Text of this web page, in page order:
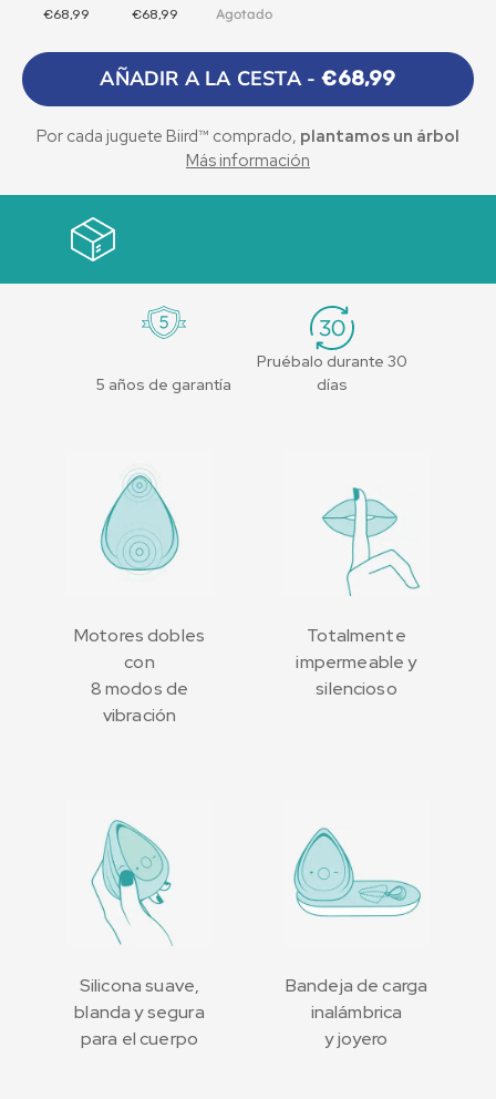
€68,99 €68,99 Agotado
AÑADIR A LA CESTA -€68,99
Por cada juguete Biird™ comprado, plantamos un árbol
Más información
reforestación mundial, plantamos un árbol cada vez que se
hace una compra en nuestra página web.
5 años de garantía
Pruébalo durante 30
días
Motores dobles
con
8 modos de
vibración
Totalmente
impermeable y
silencioso
Silicona suave,
blanda y segura
para el cuerpo
Bandeja de carga
inalámbrica
y joyero